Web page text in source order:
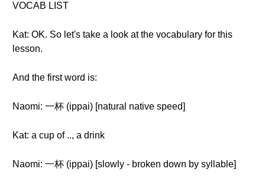
VOCAB LIST
Kat: OK. So let's take a look at the vocabulary for this
lesson.
And the first word is:
Naomi: 一杯 (ippai) [natural native speed]
Kat: a cup of .., a drink
Naomi: 一杯 (ippai) [slowly - broken down by syllable]